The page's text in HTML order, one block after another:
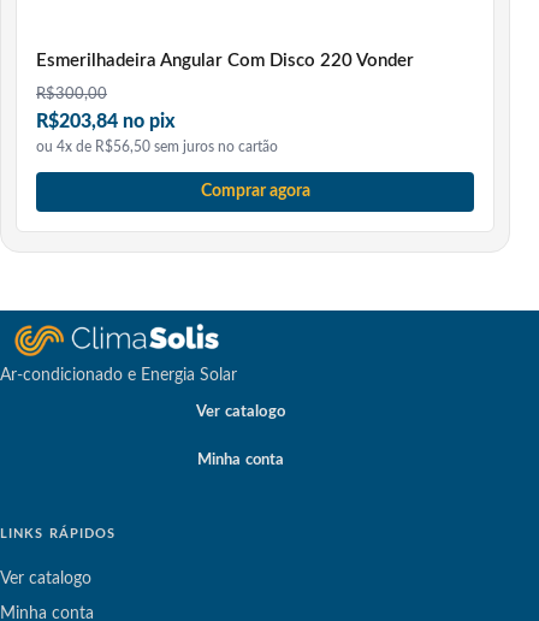
Esmerilhadeira Angular Com Disco 220 Vonder
R$300,00
R$203,84 no pix
ou 4x de R$56,50 sem juros no cartão
Comprar agora
Ar-condicionado e Energia Solar
Ver catalogo
Minha conta
LINKS RÁPIDOS
Ver catalogo
Minha conta